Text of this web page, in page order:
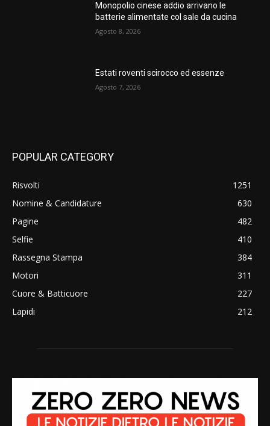
Monopolio cinese addio arrivano le
batterie alimentate col sale da cucina
Agosto 8, 2026
Estati roventi scirocco ed essenze
Agosto 7, 2026
POPULAR CATEGORY
Risvolti
1251
Nomine & Candidature
630
Pagine
482
Selfie
410
Rassegna Stampa
384
Motori
311
Cuore & Batticuore
227
Lapidi
212